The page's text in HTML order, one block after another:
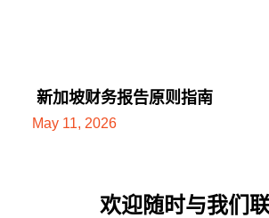
新加坡财务报告原则指南
May 11, 2026
欢迎随时与我们